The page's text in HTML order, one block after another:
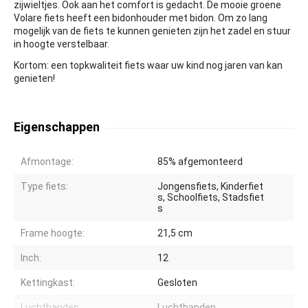
zijwieltjes. Ook aan het comfort is gedacht. De mooie groene
Volare fiets heeft een bidonhouder met bidon. Om zo lang
mogelijk van de fiets te kunnen genieten zijn het zadel en stuur
in hoogte verstelbaar.
Kortom: een topkwaliteit fiets waar uw kind nog jaren van kan
genieten!
Eigenschappen
Afmontage: 85% afgemonteerd
Type fiets:
Jongensfiets, Kinderfiet
s, Schoolfiets, Stadsfiet
s
Frame hoogte: 21,5 cm
Inch: 12
Kettingkast: Gesloten